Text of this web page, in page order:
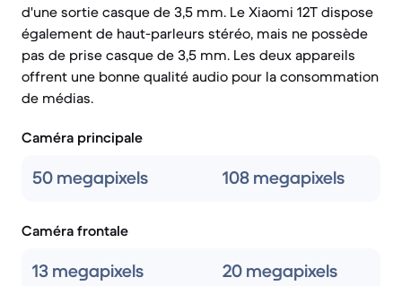
d'une sortie casque de 3,5 mm. Le Xiaomi 12T dispose
également de haut-parleurs stéréo, mais ne possède
pas de prise casque de 3,5 mm. Les deux appareils
offrent une bonne qualité audio pour la consommation
de médias.
Caméra principale
50 megapixels 108 megapixels
Caméra frontale
13 megapixels 20 megapixels